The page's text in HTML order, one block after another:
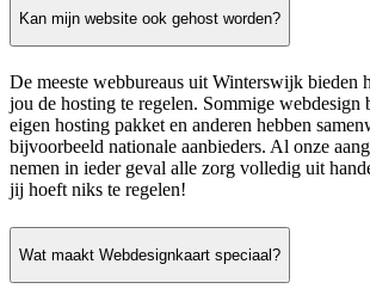
Kan mijn website ook gehost worden?
De meeste webbureaus uit Winterswijk bieden
jou de hosting te regelen. Sommige webdesign
eigen hosting pakket en anderen hebben
bijvoorbeeld nationale aanbieders. Al onze
nemen in ieder geval alle zorg volledig uit
jij hoeft niks te regelen!
Wat maakt Webdesignkaart speciaal?